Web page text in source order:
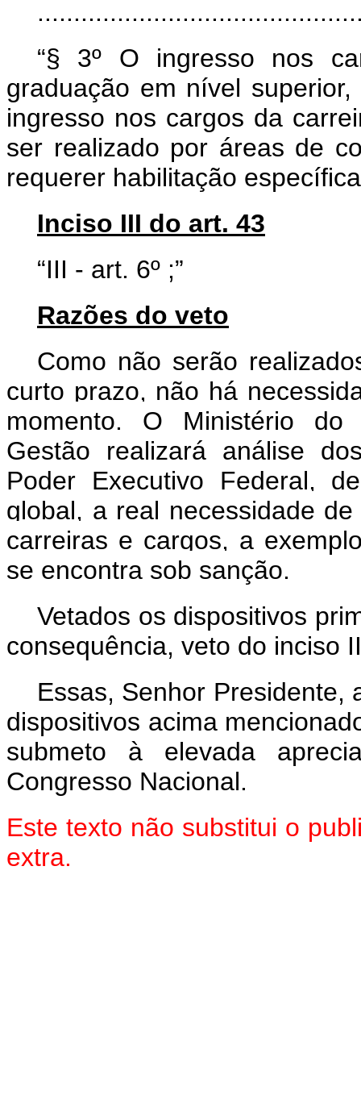
“§ 3º O ingresso nos
graduação em nível
ingresso nos cargos da
ser realizado por áreas de
requerer habilitação
Inciso III do art. 43
“III - art. 6º ;”
Razões do veto
Como não serão
curto prazo, não há
momento. O Ministério do
Gestão realizará análise
Poder Executivo Federal,
global, a real necessidade
carreiras e cargos, a
se encontra sob sanção.
Vetados os dispositivos
consequência, veto do inciso
Essas, Senhor Presidente,
dispositivos acima
submeto à elevada
Congresso Nacional.
Este texto não substitui o
extra.